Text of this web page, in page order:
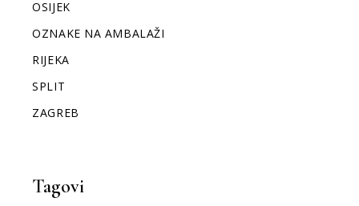
OSIJEK
OZNAKE NA AMBALAŽI
RIJEKA
SPLIT
ZAGREB
Tagovi